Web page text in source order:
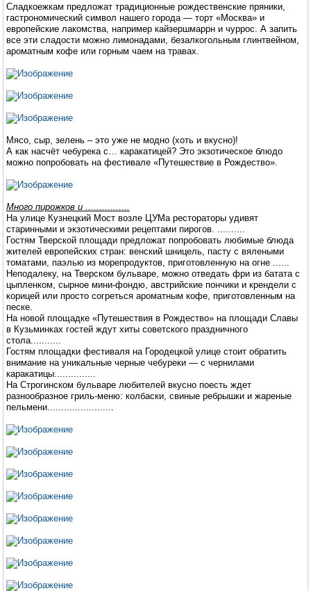
Сладкоежкам предложат традиционные рождественские пряники,
гастрономический символ нашего города — торт «Москва» и
европейские лакомства, например кайзершмаррн и чуррос. А запить
все эти сладости можно лимонадами, безалкогольным глинтвейном,
ароматным кофе или горным чаем на травах.
Мясо, сыр, зелень – это уже не модно (хоть и вкусно)!
А как насчёт чебурека с… каракатицей? Это экзотическое блюдо
можно попробовать на фестивале «Путешествие в Рождество».
Много пирожков и ................
На улице Кузнецкий Мост возле ЦУМа рестораторы удивят
старинными и экзотическими рецептами пирогов. ..........
Гостям Тверской площади предложат попробовать любимые блюда
жителей европейских стран: венский шницель, пасту с вялеными
томатами, паэлью из морепродуктов, приготовленную на огне ......
Неподалеку, на Тверском бульваре, можно отведать фри из батата с
цыпленком, сырное мини-фондю, австрийские пончики и крендели с
корицей или просто согреться ароматным кофе, приготовленным на
песке.
На новой площадке «Путешествия в Рождество» на площади Славы
в Кузьминках гостей ждут хиты советского праздничного
стола...........
Гостям площадки фестиваля на Городецкой улице стоит обратить
внимание на уникальные черные чебуреки — с чернилами
каракатицы...............
На Строгинском бульваре любителей вкусно поесть ждет
разнообразное гриль-меню: колбаски, свиные ребрышки и жареные
пельмени........................